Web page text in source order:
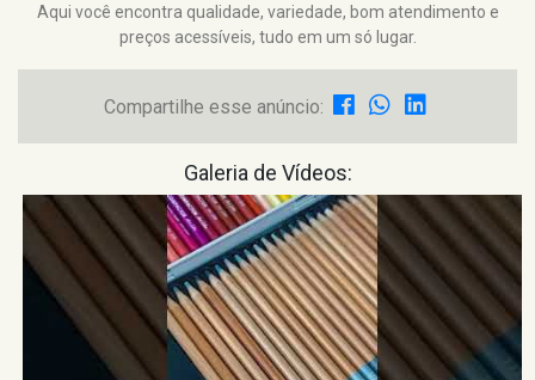
Aqui você encontra qualidade, variedade, bom atendimento e
preços acessíveis, tudo em um só lugar.
Compartilhe esse anúncio:
Galeria de Vídeos: